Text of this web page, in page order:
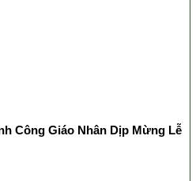
Công Giáo Nhân Dịp Mừng Lễ